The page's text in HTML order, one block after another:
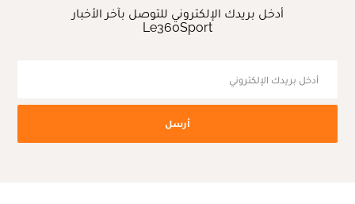
أدخل بريدك الإلكتروني للتوصل بآخر الأخبار
Le360Sport
أرسل